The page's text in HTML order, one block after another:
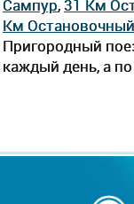
Сампур,31 Км
Км
Пригородный
каждый день, а